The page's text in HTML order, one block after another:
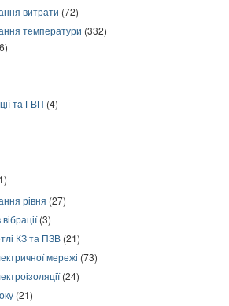
витрати (72)
температури (332)
та ГВП (4)
рівня (27)
(3)
КЗ та ПЗВ (21)
мережі (73)
(24)
(21)